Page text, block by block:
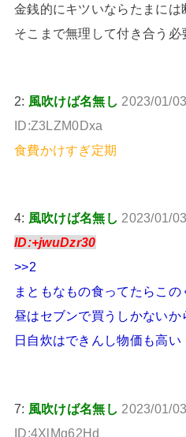
金銭的にキツいならたまには
そこまで無理して付き合う必
2: 風吹けば名無し 2023/01/
ID:Z3LZM0Dxa
食費かけすぎ定期
4: 風吹けば名無し 2023/01/
ID:+jwuDzr30
>>2
まともなもの食ってたらこの
昼はセブンで買うしかない
日自炊はできんし物価も高い
7: 風吹けば名無し 2023/01/
ID:4XlMg62Hd